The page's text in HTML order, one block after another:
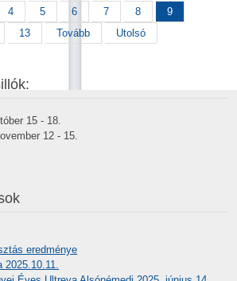
4 5 6 7 8
9
13 Tovább Utolsó
15 - 18.
12 - 15.
eredménye